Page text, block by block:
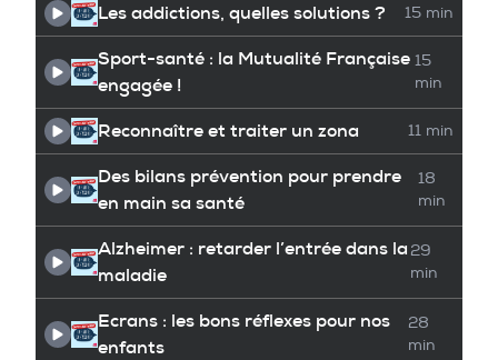
Les addictions, quelles solutions ? 15 min
Sport-santé : la Mutualité Française
engagée !
15
min
Reconnaître et traiter un zona 11 min
Des bilans prévention pour prendre
en main sa santé
18
min
Alzheimer : retarder l’entrée dans la
maladie
29
min
Ecrans : les bons réflexes pour nos
enfants
28
min